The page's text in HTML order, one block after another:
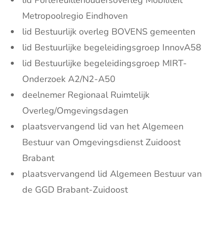
Metropoolregio Eindhoven
lid Bestuurlijk overleg BOVENS gemeenten
lid Bestuurlijke begeleidingsgroep InnovA58
lid Bestuurlijke begeleidingsgroep MIRT-
Onderzoek A2/N2-A50
deelnemer Regionaal Ruimtelijk
Overleg/Omgevingsdagen
plaatsvervangend lid van het Algemeen
Bestuur van Omgevingsdienst Zuidoost
Brabant
plaatsvervangend lid Algemeen Bestuur van
de GGD Brabant-Zuidoost